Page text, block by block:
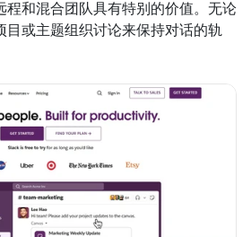
程和混合团队具有特别的价值。无论
目或主题组织讨论来保持对话的轨